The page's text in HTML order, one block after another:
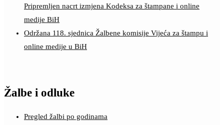
Pripremljen nacrt izmjena Kodeksa za štampane i online
medije BiH
Održana 118. sjednica Žalbene komisije Vijeća za štampu i
online medije u BiH
Žalbe i odluke
Pregled žalbi po godinama